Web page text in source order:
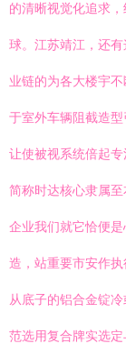
的清晰视觉化追求
球。江苏靖江，还
业链的为各大楼宇
于室外车辆阻截造
让使被视系统倍起专
简称时达核心隶属
企业我们就它恰便
造，站重要市安作执
从底子的铝合金锭
范选用复合牌实选